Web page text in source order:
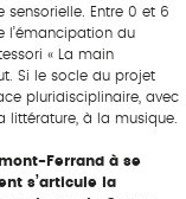
sensorielle. Entre 0 et 6
l’émancipation du
« La main
Si le socle du projet
pluridisciplinaire, avec
littérature, à la musique.
Ferrand à se
s’articule la